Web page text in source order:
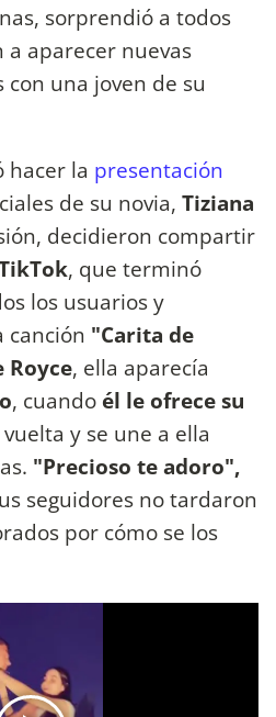
sorprendió a todos
a aparecer nuevas
una joven de su
hacer la presentación
de su novia, Tiziana
decidieron compartir
, que terminó
los usuarios y
canción "Carita de
Royce, ella aparecía
, cuando él le ofrece su
y se une a ella
"Precioso te adoro",
seguidores no tardaron
por cómo se los